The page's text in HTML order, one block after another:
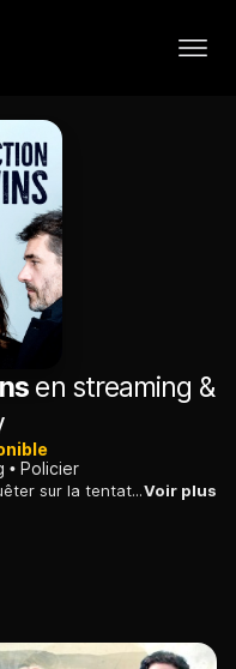
en streaming &
Policier
Un capitaine de police, chargé d'enquêter sur la tentative de meurtre d'un metteur en scène, se voit contraint de collaborer avec son ex-femme.Voir plus